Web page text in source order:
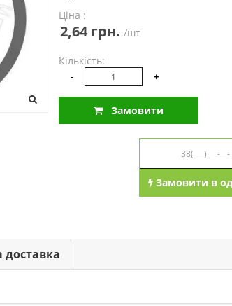
Ціна :
2,64 грн. /шт
Кількість:
- +
Замовити
Замовити в
доставка